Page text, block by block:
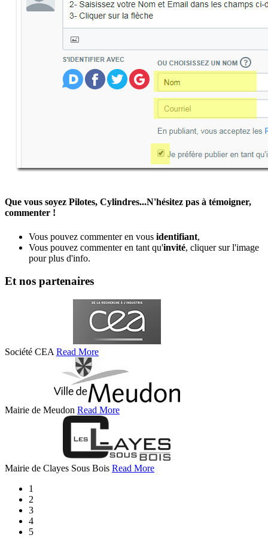
Que vous soyez Pilotes, Cylindres...N'hésitez pas à témoigner,
commenter !
Vous pouvez commenter en vous identifiant,
Vous pouvez commenter en tant qu'invité, cliquer sur l'image
pour plus d'info.
Et nos partenaires
Société CEA Read More
Mairie de Meudon Read More
Mairie de Clayes Sous Bois Read More
1
2
3
4
5